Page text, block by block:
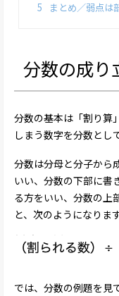
5
まとめ／弱点は
分数の成り
分数の基本は「割り算
しまう数字を分数とし
分数は分母と分子から
いい、分数の下部に書
る方をいい、分数の上
と、次のようになります
では、分数の例題を見